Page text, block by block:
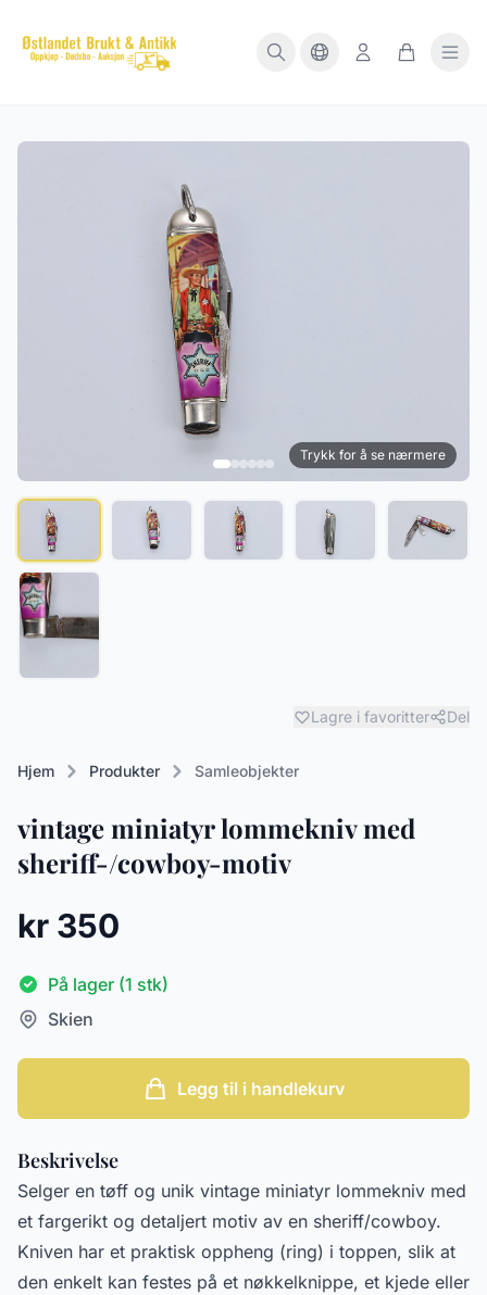
Trykk for å se nærmere
Lagre i favoritter Del
Hjem Produkter Samleobjekter
vintage miniatyr lommekniv med
sheriff-/cowboy-motiv
kr 350
På lager (1 stk)
Skien
Legg til i handlekurv
Beskrivelse
Selger en tøff og unik vintage miniatyr lommekniv med
et fargerikt og detaljert motiv av en sheriff/cowboy.
Kniven har et praktisk oppheng (ring) i toppen, slik at
den enkelt kan festes på et nøkkelknippe, et kjede eller